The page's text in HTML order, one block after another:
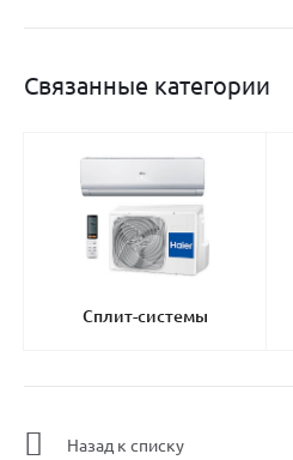
Связанные категории
Сплит-системы
Назад к списку